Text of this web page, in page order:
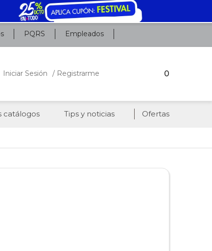
PQRS Empleados
Iniciar Sesión / Registrarme 0
catálogos Tips y noticias Ofertas